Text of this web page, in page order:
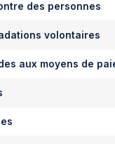
des personnes
volontaires
aux moyens de